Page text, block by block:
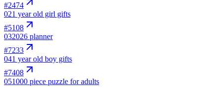
#2474
021 year old girl gifts
#5108
032026 planner
#7233
041 year old boy gifts
#7408
051000 piece puzzle for adults